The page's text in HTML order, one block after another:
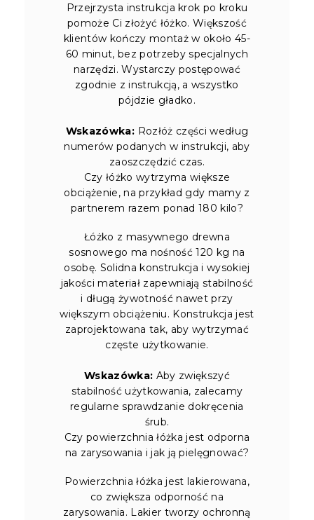
Przejrzysta instrukcja krok po kroku
pomoże Ci złożyć łóżko. Większość
klientów kończy montaż w około 45-
60 minut, bez potrzeby specjalnych
narzędzi. Wystarczy postępować
zgodnie z instrukcją, a wszystko
pójdzie gładko.
Wskazówka: Rozłóż części według
numerów podanych w instrukcji, aby
zaoszczędzić czas.
Czy łóżko wytrzyma większe
obciążenie, na przykład gdy mamy z
partnerem razem ponad 180 kilo?
Łóżko z masywnego drewna
sosnowego ma nośność 120 kg na
osobę. Solidna konstrukcja i wysokiej
jakości materiał zapewniają stabilność
i długą żywotność nawet przy
większym obciążeniu. Konstrukcja jest
zaprojektowana tak, aby wytrzymać
częste użytkowanie.
Wskazówka: Aby zwiększyć
stabilność użytkowania, zalecamy
regularne sprawdzanie dokręcenia
śrub.
Czy powierzchnia łóżka jest odporna
na zarysowania i jak ją pielęgnować?
Powierzchnia łóżka jest lakierowana,
co zwiększa odporność na
zarysowania. Lakier tworzy ochronną